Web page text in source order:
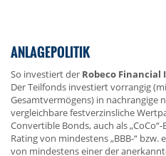
ANLAGEPOLITIK
So investiert der Robeco Financial
Der Teilfonds investiert vorrangig
Gesamtvermögens) in nachrangige
vergleichbare festverzinsliche
Convertible Bonds, auch als
Rating von mindestens „BBB-“
von mindestens einer der